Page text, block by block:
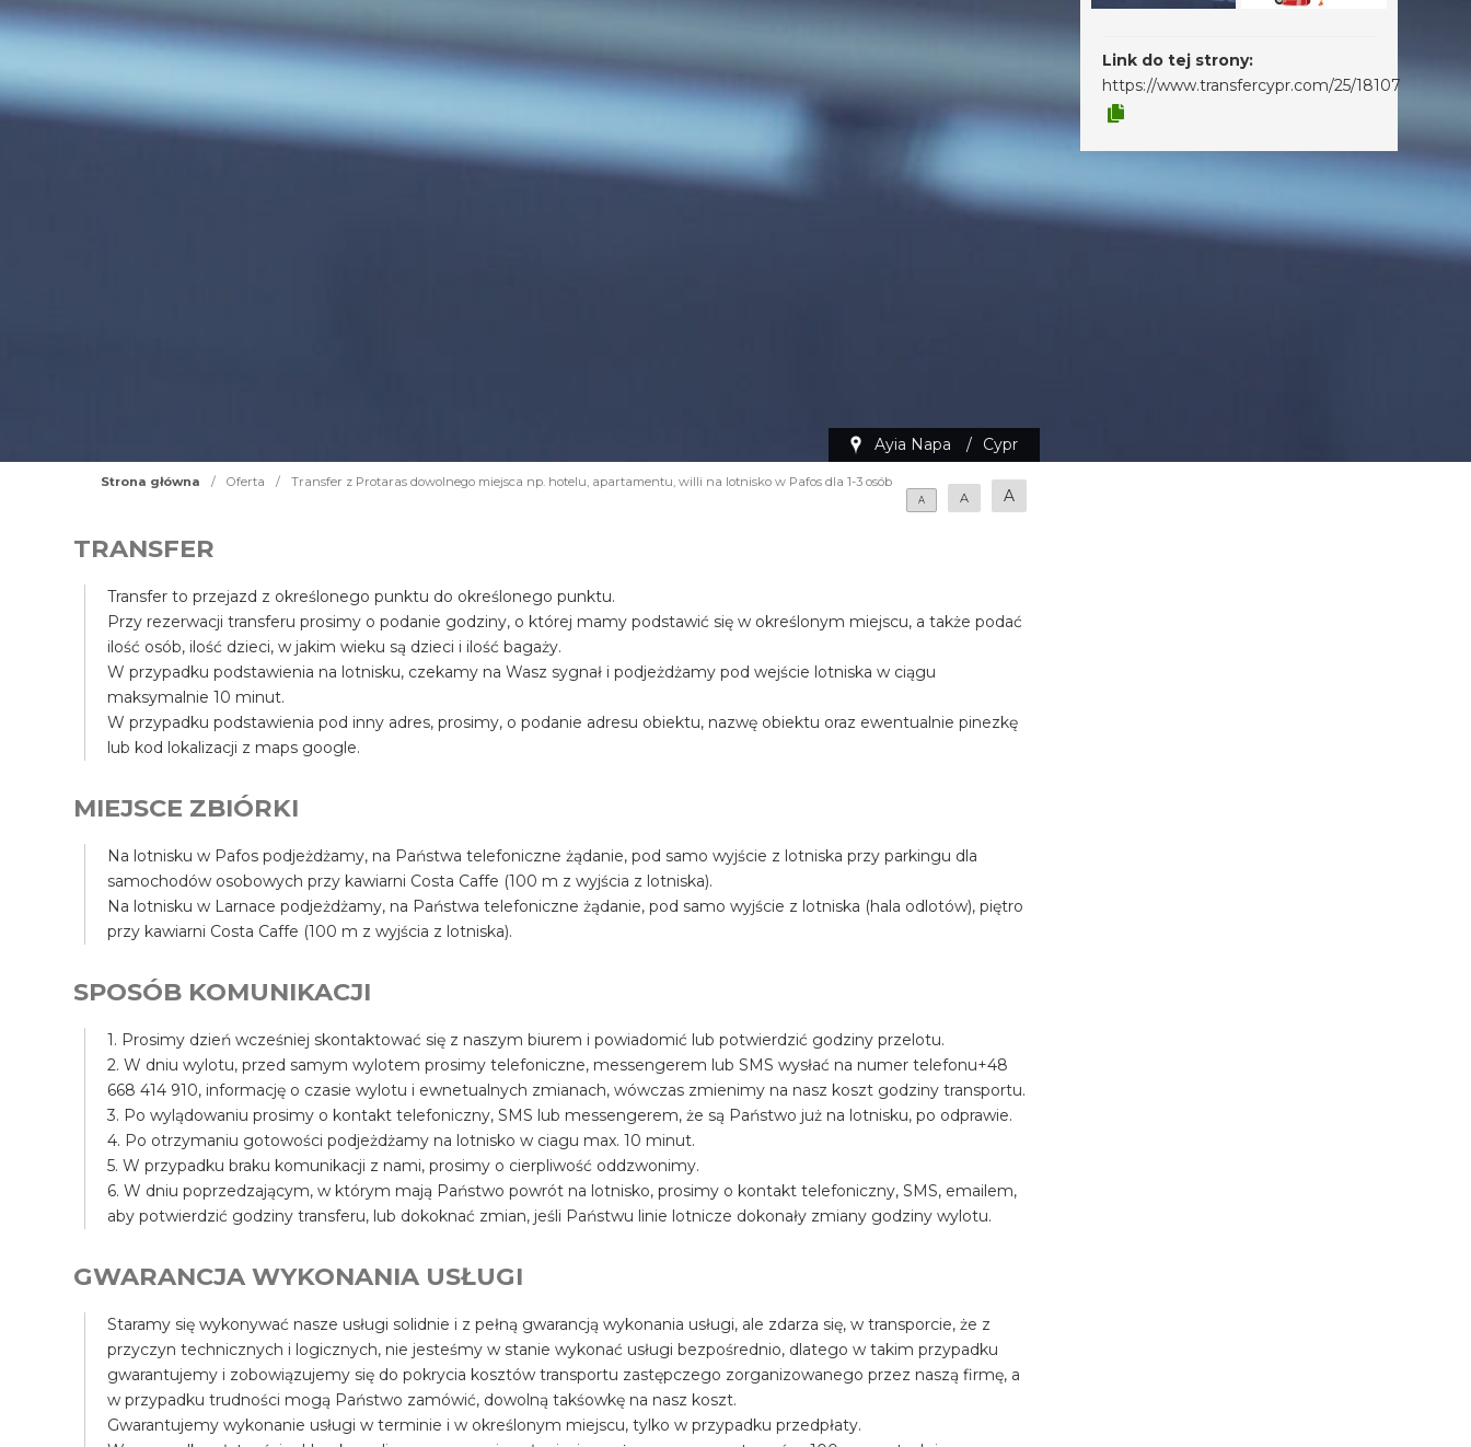
Ayia Napa / Cypr
Strona główna / Oferta / Transfer z Protaras dowolnego miejsca np. hotelu, apartamentu, willi na lotnisko w Pafos dla 1-3 osób
A A A
Link do tej strony:
https://www.transfercypr.com/25/18107
TRANSFER
Transfer to przejazd z określonego punktu do określonego punktu.
Przy rezerwacji transferu prosimy o podanie godziny, o której mamy podstawić się w określonym miejscu, a także podać
ilość osób, ilość dzieci, w jakim wieku są dzieci i ilość bagaży.
W przypadku podstawienia na lotnisku, czekamy na Wasz sygnał i podjeżdżamy pod wejście lotniska w ciągu
maksymalnie 10 minut.
W przypadku podstawienia pod inny adres, prosimy, o podanie adresu obiektu, nazwę obiektu oraz ewentualnie pinezkę
lub kod lokalizacji z maps google.
MIEJSCE ZBIÓRKI
Na lotnisku w Pafos podjeżdżamy, na Państwa telefoniczne żądanie, pod samo wyjście z lotniska przy parkingu dla
samochodów osobowych przy kawiarni Costa Caffe (100 m z wyjścia z lotniska).
Na lotnisku w Larnace podjeżdżamy, na Państwa telefoniczne żądanie, pod samo wyjście z lotniska (hala odlotów), piętro
przy kawiarni Costa Caffe (100 m z wyjścia z lotniska).
SPOSÓB KOMUNIKACJI
1. Prosimy dzień wcześniej skontaktować się z naszym biurem i powiadomić lub potwierdzić godziny przelotu.
2. W dniu wylotu, przed samym wylotem prosimy telefoniczne, messengerem lub SMS wysłać na numer telefonu+48
668 414 910, informację o czasie wylotu i ewnetualnych zmianach, wówczas zmienimy na nasz koszt godziny transportu.
3. Po wylądowaniu prosimy o kontakt telefoniczny, SMS lub messengerem, że są Państwo już na lotnisku, po odprawie.
4. Po otrzymaniu gotowości podjeżdżamy na lotnisko w ciagu max. 10 minut.
5. W przypadku braku komunikacji z nami, prosimy o cierpliwość oddzwonimy.
6. W dniu poprzedzającym, w którym mają Państwo powrót na lotnisko, prosimy o kontakt telefoniczny, SMS, emailem,
aby potwierdzić godziny transferu, lub dokoknać zmian, jeśli Państwu linie lotnicze dokonały zmiany godziny wylotu.
GWARANCJA WYKONANIA USŁUGI
Staramy się wykonywać nasze usługi solidnie i z pełną gwarancją wykonania usługi, ale zdarza się, w transporcie, że z
przyczyn technicznych i logicznych, nie jesteśmy w stanie wykonać usługi bezpośrednio, dlatego w takim przypadku
gwarantujemy i zobowiązujemy się do pokrycia kosztów transportu zastępczego zorganizowanego przez naszą firmę, a
w przypadku trudności mogą Państwo zamówić, dowolną takśowkę na nasz koszt.
Gwarantujemy wykonanie usługi w terminie i w określonym miejscu, tylko w przypadku przedpłaty.